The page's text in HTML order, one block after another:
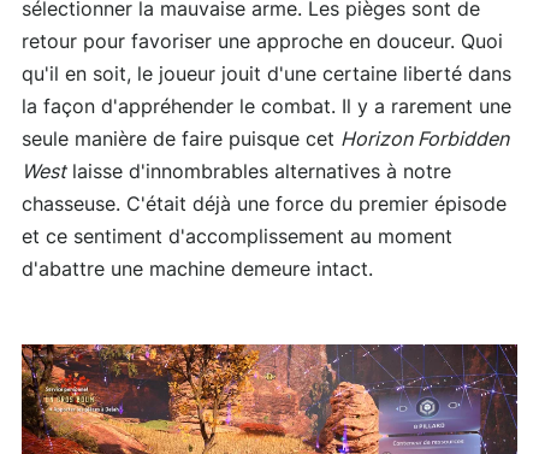
sélectionner la mauvaise arme. Les pièges sont de
retour pour favoriser une approche en douceur. Quoi
qu'il en soit, le joueur jouit d'une certaine liberté dans
la façon d'appréhender le combat. Il y a rarement une
seule manière de faire puisque cet Horizon Forbidden
Westlaisse d'innombrables alternatives à notre
chasseuse. C'était déjà une force du premier épisode
et ce sentiment d'accomplissement au moment
d'abattre une machine demeure intact.